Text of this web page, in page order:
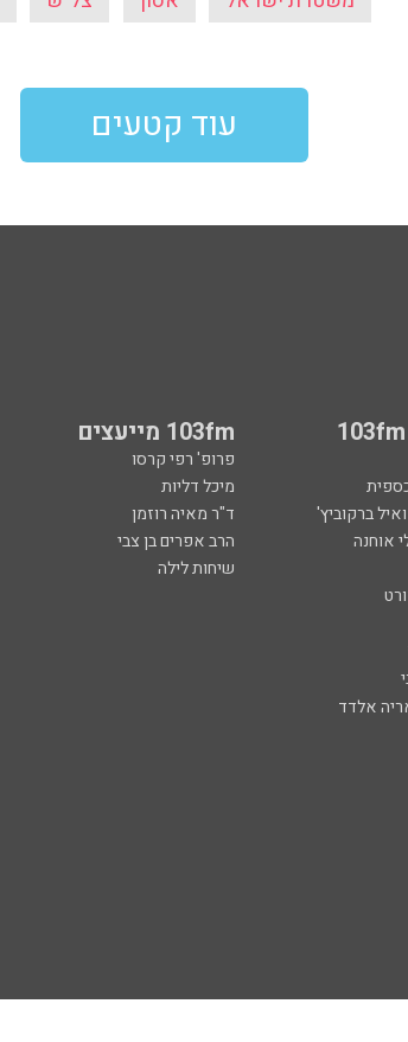
עוד קטעים
103fm מייעצים
פרופ' רפי קרסו
כספית
מיכל דליות
ברקוביץ'
ד"ר מאיה רוזמן
אוחנה
הרב אפרים בן צבי
שיחות לילה
אלדד